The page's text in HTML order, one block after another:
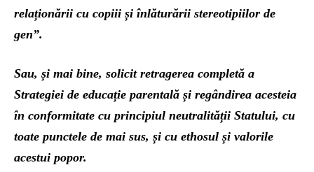
relaționării cu copiii și înlăturării stereotipiilor de
gen”.
Sau, și mai bine, solicit retragerea completă a
Strategiei de educație parentală și regândirea acesteia
în conformitate cu principiul neutralității Statului, cu
toate punctele de mai sus, și cu ethosul și valorile
acestui popor.